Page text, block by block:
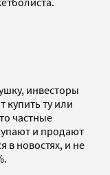
инвесторы
купить ту или
частные
и продают
в новостях, и не